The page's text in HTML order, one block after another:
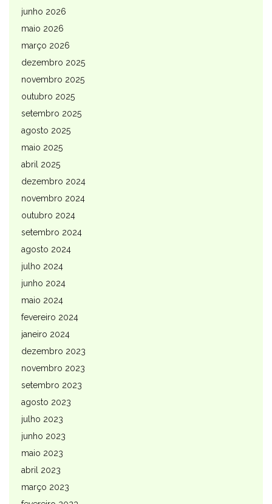
junho 2026
maio 2026
março 2026
dezembro 2025
novembro 2025
outubro 2025
setembro 2025
agosto 2025
maio 2025
abril 2025
dezembro 2024
novembro 2024
outubro 2024
setembro 2024
agosto 2024
julho 2024
junho 2024
maio 2024
fevereiro 2024
janeiro 2024
dezembro 2023
novembro 2023
setembro 2023
agosto 2023
julho 2023
junho 2023
maio 2023
abril 2023
março 2023